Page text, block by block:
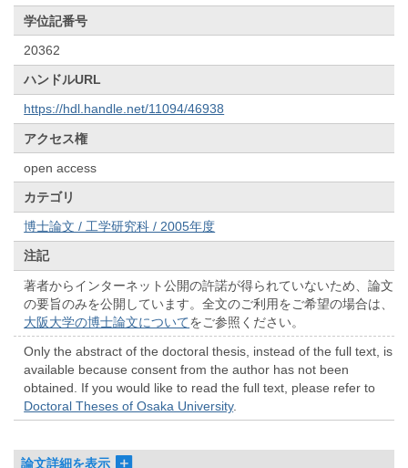
学位記番号
20362
ハンドルURL
https://hdl.handle.net/11094/46938
アクセス権
open access
カテゴリ
博士論文 / 工学研究科 / 2005年度
注記
著者からインターネット公開の許諾が得られていないため、論文
の要旨のみを公開しています。全文のご利用をご希望の場合は、
大阪大学の博士論文についてをご参照ください。
Only the abstract of the doctoral thesis, instead of the full text, is
available because consent from the author has not been
obtained. If you would like to read the full text, please refer to
Doctoral Theses of Osaka University.
論文詳細を表示